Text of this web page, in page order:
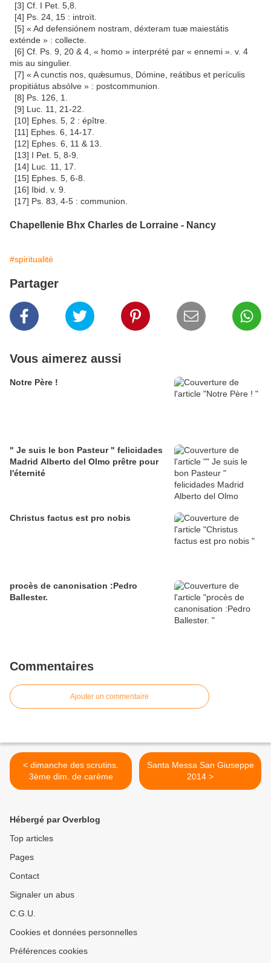
[3] Cf. I Pet. 5,8.
[4] Ps. 24, 15 : introït.
[5] « Ad defensiónem nostram, déxteram tuæ maiestátis
exténde » : collecte.
[6] Cf. Ps. 9, 20 & 4, « homo » interprété par « ennemi ». v. 4
mis au singulier.
[7] « A cunctis nos, quǽsumus, Dómine, reátibus et perículis
propitiátus absólve » : postcommunion.
[8] Ps. 126, 1.
[9] Luc. 11, 21-22.
[10] Ephes. 5, 2 : épître.
[11] Ephes. 6, 14-17.
[12] Ephes. 6, 11 & 13.
[13] I Pet. 5, 8-9.
[14] Luc. 11, 17.
[15] Ephes. 5, 6-8.
[16] Ibid. v. 9.
[17] Ps. 83, 4-5 : communion.
Chapellenie Bhx Charles de Lorraine - Nancy
#spiritualité
Partager
Vous aimerez aussi
Notre Père !
" Je suis le bon Pasteur " felicidades
Madrid Alberto del Olmo prêtre pour
l'éternité
Christus factus est pro nobis
procès de canonisation :Pedro
Ballester.
Commentaires
Ajouter un commentaire
< dimanche des scrutins.
3ème dim. de carême
Santa Messa San Giuseppe
2014 >
Hébergé par Overblog
Top articles
Pages
Contact
Signaler un abus
C.G.U.
Cookies et données personnelles
Préférences cookies